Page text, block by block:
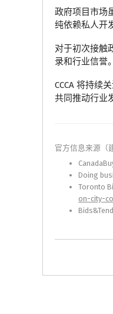
政府项目市场
纯依赖私人开
对于初次接触
录和行业信誉
CCCA 将持续
共同推动行业
官方信息来源（
Doing
Toronto
on-city-